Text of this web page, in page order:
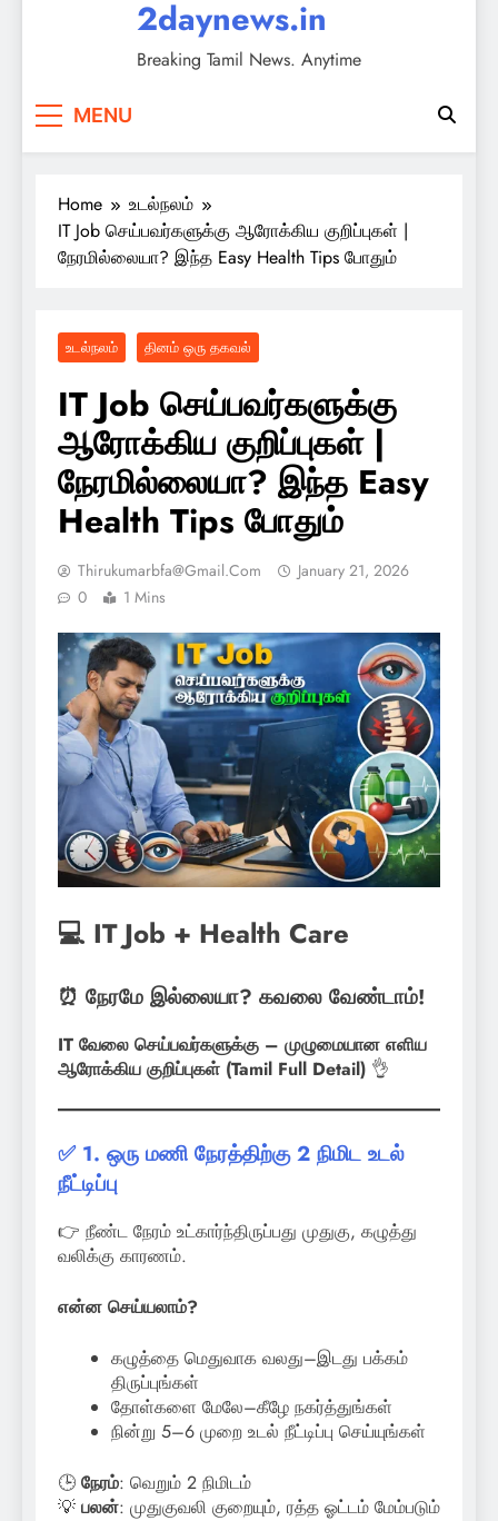
2daynews.in
Breaking Tamil News. Anytime
MENU
Home
உடல்நலம்
IT Job செய்பவர்களுக்கு ஆரோக்கிய குறிப்புகள் |
நேரமில்லையா? இந்த Easy Health Tips போதும்
உடல்நலம் தினம் ஒரு தகவல்
IT Job செய்பவர்களுக்கு
ஆரோக்கிய குறிப்புகள் |
நேரமில்லையா? இந்த Easy
Health Tips போதும்
Thirukumarbfa@gmail.com
January 21, 2026
0
1 Mins
💻 IT Job + Health Care
⏰ நேரமே இல்லையா? கவலை வேண்டாம்!
IT வேலை செய்பவர்களுக்கு – முழுமையான எளிய
ஆரோக்கிய குறிப்புகள் (Tamil Full Detail) 👌
✅ 1. ஒரு மணி நேரத்திற்கு 2 நிமிட உடல்
நீட்டிப்பு
👉 நீண்ட நேரம் உட்கார்ந்திருப்பது முதுகு, கழுத்து
வலிக்கு காரணம்.
என்ன செய்யலாம்?
கழுத்தை மெதுவாக வலது–இடது பக்கம்
திருப்புங்கள்
தோள்களை மேலே–கீழே நகர்த்துங்கள்
நின்று 5–6 முறை உடல் நீட்டிப்பு செய்யுங்கள்
🕒 நேரம்: வெறும் 2 நிமிடம்
💡 பலன்: முதுகுவலி குறையும், ரத்த ஓட்டம் மேம்படும்